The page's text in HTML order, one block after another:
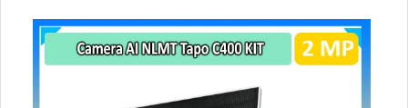
microSD tối đa 512 GB